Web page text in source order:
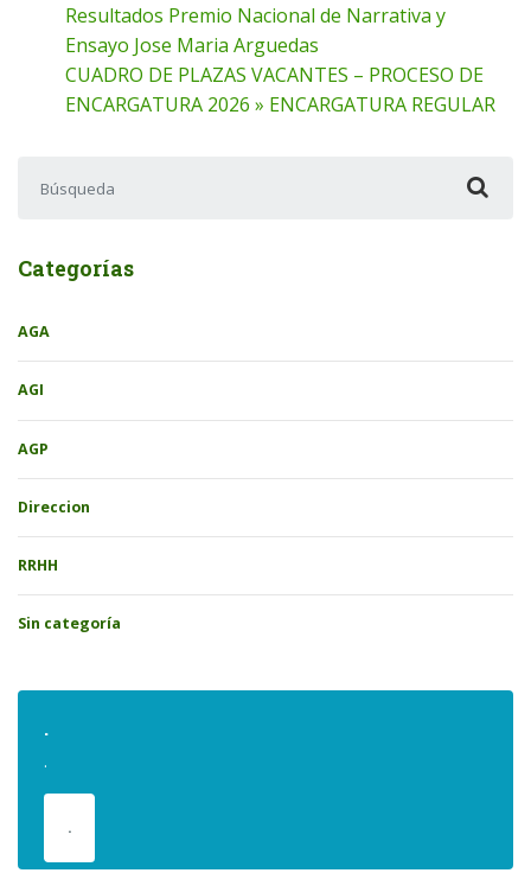
Resultados Premio Nacional de Narrativa y
Ensayo Jose Maria Arguedas
CUADRO DE PLAZAS VACANTES – PROCESO DE
ENCARGATURA 2026 » ENCARGATURA REGULAR
Categorías
AGA
AGI
AGP
Direccion
RRHH
Sin categoría
.
.
.